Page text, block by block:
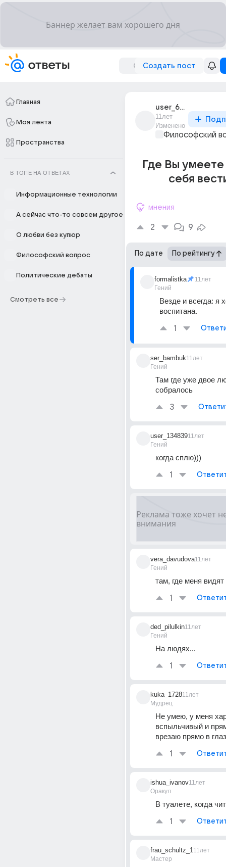
Создать пост
Главная
Моя лента
Пространства
В ТОПЕ НА ОТВЕТАХ
Информационные технологии
А сейчас что-то совсем другое
О любви без купюр
Философский вопрос
Политические дебаты
Смотреть все
user_62146197
11лет
Изменено
Философский
Где Вы
себя
мнения
2 9
По дате По рейтингу
formalistka
Гений
11лет
Везде и всегда: я
воспитана.
1
ser_bambuk
Гений
11лет
Там где уже двое
собралось
3
user_134839
Гений
11лет
когда сплю)))
1
vera_davudova
Гений
11лет
там, где меня видят
1
ded_pilulkin
Гений
11лет
На людях...
1
kuka_1728
Мудрец
11лет
Не умею, у меня
вспыльчивый и
врезаю прямо в
1
ishua_ivanov
Оракул
11лет
В туалете, когда
1
frau_schultz_1
Мастер
11лет